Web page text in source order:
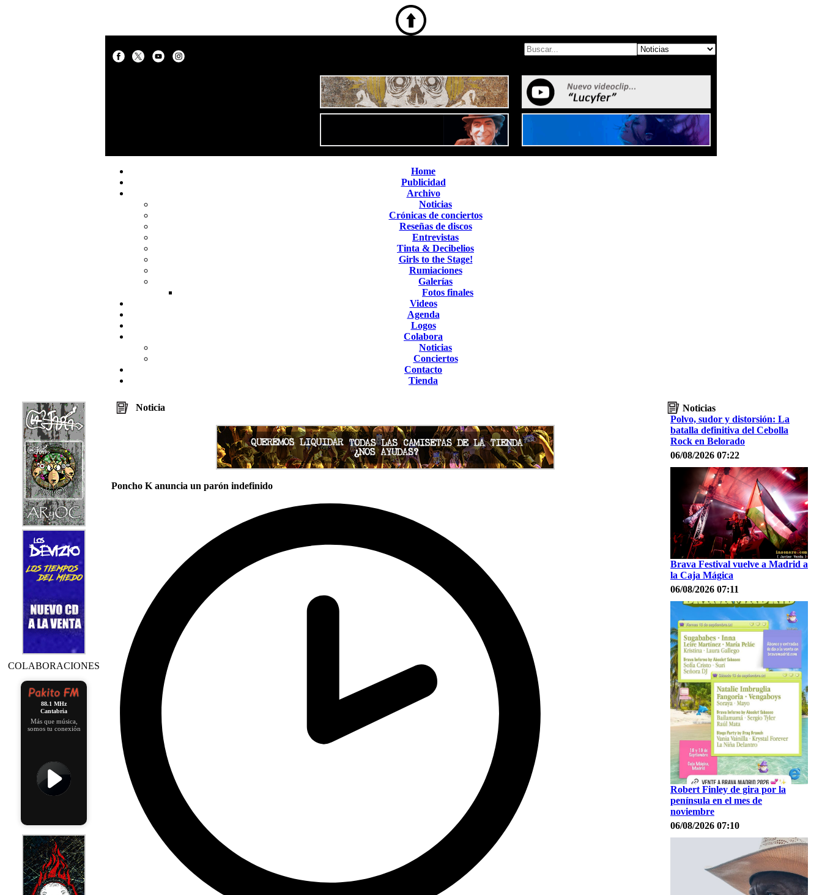
Home
Publicidad
Archivo
Noticias
Crónicas de conciertos
Reseñas de discos
Entrevistas
Tinta & Decibelios
Girls to the Stage!
Rumiaciones
Galerías
Fotos finales
Videos
Agenda
Logos
Colabora
Noticias
Conciertos
Contacto
Tienda
COLABORACIONES
88.1 MHz
Cantabria
Más que música,
somos tu conexión
Noticia
Poncho K anuncia un parón indefinido
Noticias
Polvo, sudor y distorsión: La
batalla definitiva del Cebolla
Rock en Belorado
06/08/2026 07:22
Brava Festival vuelve a Madrid a
la Caja Mágica
06/08/2026 07:11
Robert Finley de gira por la
península en el mes de
noviembre
06/08/2026 07:10